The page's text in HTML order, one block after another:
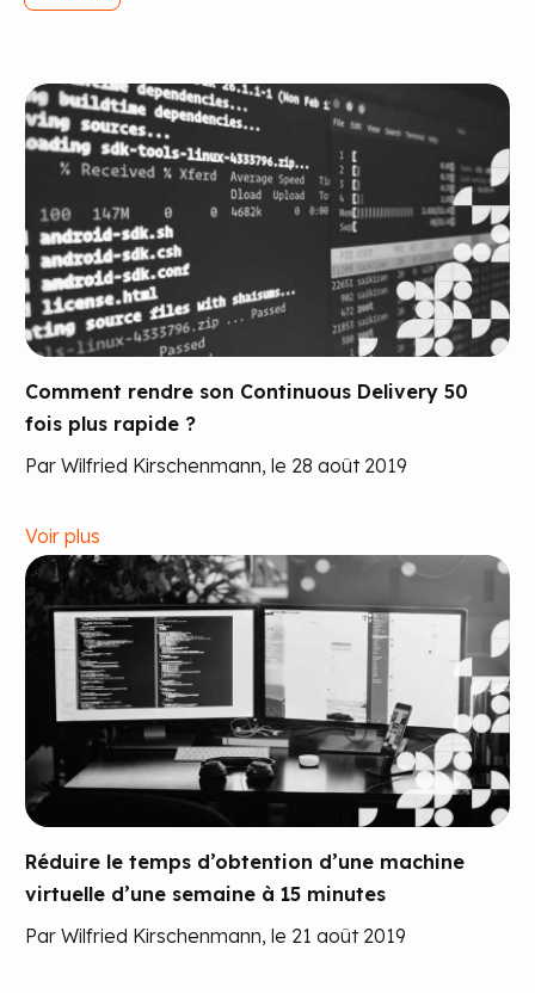
Comment rendre son Continuous Delivery 50
fois plus rapide ?
Par Wilfried Kirschenmann, le 28 août 2019
Voir plus
Réduire le temps d’obtention d’une machine
virtuelle d’une semaine à 15 minutes
Par Wilfried Kirschenmann, le 21 août 2019